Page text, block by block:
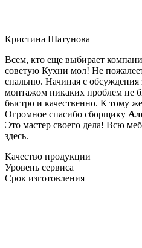
Кристина Шатунова
Всем, кто еще выбирает
советую Кухни мол! Не
спальню. Начиная с обсуждения
монтажом никаких проблем не
быстро и качественно. К тому
Огромное спасибо сборщику
Это мастер своего дела! Всю
здесь.
Качество продукции
Уровень сервиса
Срок изготовления